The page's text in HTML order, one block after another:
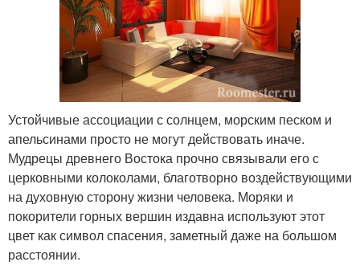
Устойчивые ассоциации с солнцем, морским песком и
апельсинами просто не могут действовать иначе.
Мудрецы древнего Востока прочно связывали его с
церковными колоколами, благотворно воздействующими
на духовную сторону жизни человека. Моряки и
покорители горных вершин издавна используют этот
цвет как символ спасения, заметный даже на большом
расстоянии.